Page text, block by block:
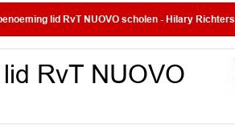
lid RvT NUOVO scholen - Hilary Richters
RvT NUOVO